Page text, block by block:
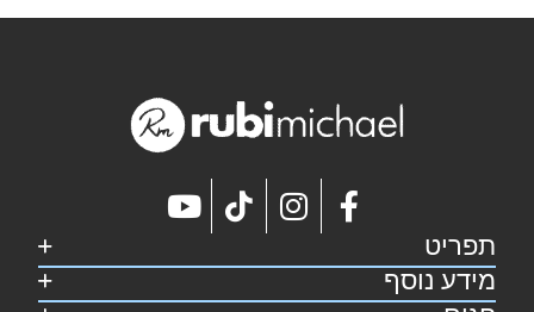
תפריט
דף הבית
מידע נוסף